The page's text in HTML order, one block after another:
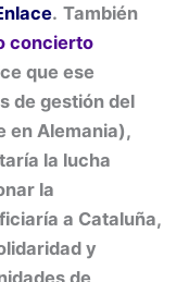
. También
concierto
que ese
de gestión del
en Alemania),
la lucha
la
a Cataluña,
y